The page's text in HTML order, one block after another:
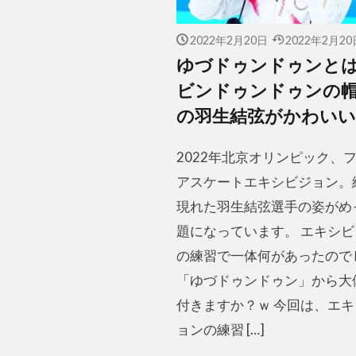
2022年2月20日 2022年2月20
ゆづドゥンドゥンと
ビンドゥンドゥンの
の羽生結弦がかわい
2022年北京オリンピック、
アスケートエキシビジョン
現れた羽生結弦選手の姿がめ
題になっています。 エキシ
の練習で一体何があったので
「ゆづドゥンドゥン」から
付きますか？ｗ 今回は、エ
ョンの練習 […]